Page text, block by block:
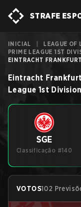
STRAFE
INICIAL LEAGUE OF
PRIME LEAGUE 1ST
EINTRACHT
Eintracht Frankfurt
League 1st
SGE
Classificação #140
VOTOS102